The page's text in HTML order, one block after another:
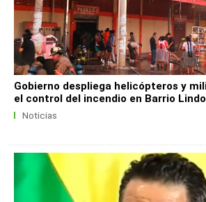
Gobierno despliega helicópteros y
el control del incendio en Barrio Lindo
Noticias